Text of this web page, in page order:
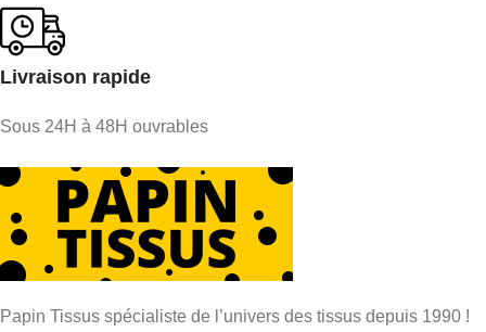
Livraison rapide
Sous 24H à 48H ouvrables
Papin Tissus spécialiste de l’univers des tissus depuis 1990 !